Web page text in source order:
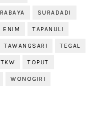
SURADADI
ENIM TAPANULI
TAWANGSARI TEGAL
TKW TOPUT
WONOGIRI